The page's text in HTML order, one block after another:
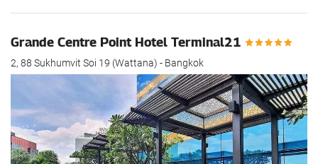
Grande Centre Point Hotel Terminal21
2, 88 Sukhumvit Soi 19 (Wattana) - Bangkok